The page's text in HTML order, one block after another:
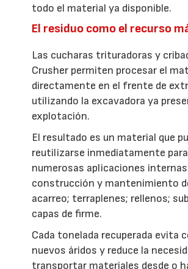
todo el material ya disponible.
El residuo como el recurso
Las cucharas trituradoras y
Crusher permiten procesar el
directamente en el frente de
utilizando la excavadora ya
explotación.
El resultado es un material que
reutilizarse inmediatamente para
numerosas aplicaciones
construcción y mantenimiento
acarreo; terraplenes; rellenos;
capas de firme.
Cada tonelada recuperada evita
nuevos áridos y reduce la
transportar materiales desde o